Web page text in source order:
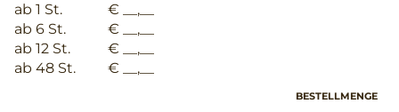
ab 1 St.
€ __,__
ab 6 St.
€ __,__
ab 12 St.
€ __,__
ab 48 St.
€ __,__
BESTELLMENGE